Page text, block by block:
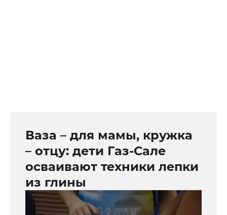
Ваза – для мамы, кружка
– отцу: дети Газ-Сале
осваивают техники лепки
из глины